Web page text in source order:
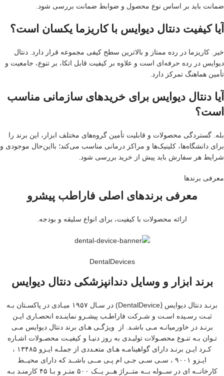
ضمانت باید بر اساس نوع محصول و ضوابط ضمانت بررسی شود.
آیا کیفیت دنتال دیوایس با کاریزما یکسان است؟
خیر. کاریزما در رده ممتاز و بالاترین سطح کیفی مجموعه قرار دارد. دنتال
دیوایس در رده حرفه‌ای است و علاوه بر کیفیت قابل اتکا، بر تنوع، جامعیت و
تأمین هماهنگ تمرکز دارد.
آیا دنتال دیوایس برای خریدهای سازمانی مناسب
است؟
بله. گستردگی محصولات و قابلیت تأمین گروه‌های مختلف ابزار، این برند را
برای دانشگاه‌ها، کلینیک‌ها و مراکز درمانی مناسب می‌کند؛ بااین‌حال موجودی و
شرایط هر سفارش باید پیش از خرید بررسی شود.
معرفی برند‌ها
معرفی برندهای اصلی فاراطب پیشرو
ارائه محصولات با کیفیت، برای انواع سلیقه و بودجه.
DentalDevices
برند ابزار و وسایل دندانپزشکی دنتال دیوایس
برنـد دنتال دیوایس (ِDentalDevice) در سـال ۱۹۵۷ میـادی در پاکسـتان بـه
ثبـت رسـیده اسـت و شـرکت فاراطـب پیشـرو نماینـده انحصـاری ایـن
برنـد در خاورمیانـه مـی باشـد. از ویژگـی هـای برند دنتال دیوایس مـی
تـوان بـه تنـوع محصـولات تولیـدی به روز دنیـا و کیفیـت محصـولات اشـاره
کـرد ایـن برنـد دارای گواهینامـه هـای متعـددی از جملـه ایـزو ۱۳۴۸۵ ،
ایـزو ۹۰۰۱ ، سـی سـی جـی ام پـی مــی باشــد که دارای محیــط
کارخانــه ای در ســوله بــه متــراژ هــر یــک ۵۰۰ متـر و بـا ۴۵ کارمنـد بـه